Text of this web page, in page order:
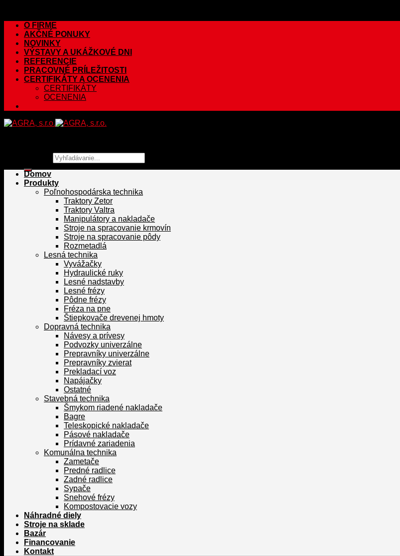
O FIRME
AKČNÉ PONUKY
NOVINKY
VÝSTAVY A UKÁŽKOVÉ DNI
REFERENCIE
PRACOVNÉ PRÍLEŽITOSTI
CERTIFIKÁTY A OCENENIA
CERTIFIKÁTY
OCENENIA
Domov
Produkty
Poľnohospodárska technika
Traktory Zetor
Traktory Valtra
Manipulátory a nakladače
Stroje na spracovanie krmovín
Stroje na spracovanie pôdy
Rozmetadlá
Lesná technika
Vyvážačky
Hydraulické ruky
Lesné nadstavby
Lesné frézy
Pôdne frézy
Fréza na pne
Štiepkovače drevenej hmoty
Dopravná technika
Návesy a prívesy
Podvozky univerzálne
Prepravníky univerzálne
Prepravníky zvierat
Prekladací voz
Napájačky
Ostatné
Stavebná technika
Šmykom riadené nakladače
Bagre
Teleskopické nakladače
Pásové nakladače
Prídavné zariadenia
Komunálna technika
Zametače
Predné radlice
Zadné radlice
Sypače
Snehové frézy
Kompostovacie vozy
Náhradné diely
Stroje na sklade
Bazár
Financovanie
Kontakt